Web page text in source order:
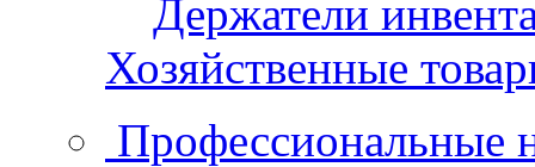
Держатели
Хозяйственные
Профессиональные